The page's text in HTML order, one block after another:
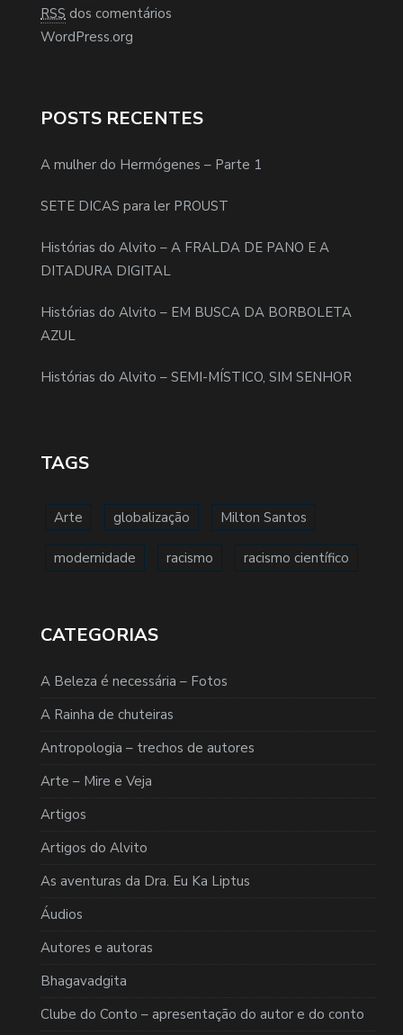
RSS dos comentários
WordPress.org
POSTS RECENTES
A mulher do Hermógenes – Parte 1
SETE DICAS para ler PROUST
Histórias do Alvito – A FRALDA DE PANO E A
DITADURA DIGITAL
Histórias do Alvito – EM BUSCA DA BORBOLETA
AZUL
Histórias do Alvito – SEMI-MÍSTICO, SIM SENHOR
TAGS
Arte globalização Milton Santos
modernidade racismo racismo científico
CATEGORIAS
A Beleza é necessária – Fotos
A Rainha de chuteiras
Antropologia – trechos de autores
Arte – Mire e Veja
Artigos
Artigos do Alvito
As aventuras da Dra. Eu Ka Liptus
Áudios
Autores e autoras
Bhagavadgita
Clube do Conto – apresentação do autor e do conto